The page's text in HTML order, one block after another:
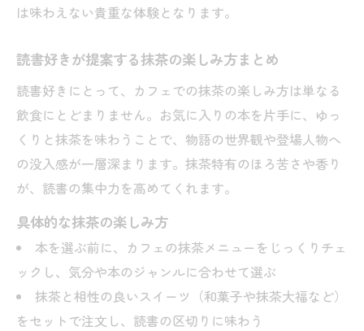
は味わえない貴重な体験となります。
読書好きが提案する抹茶の楽しみ方まとめ
読書好きにとって、カフェでの抹茶の楽しみ方は単なる
飲食にとどまりません。お気に入りの本を片手に、ゆっ
くりと抹茶を味わうことで、物語の世界観や登場人物へ
の没入感が一層深まります。抹茶特有のほろ苦さや香り
が、読書の集中力を高めてくれます。
具体的な抹茶の楽しみ方
本を選ぶ前に、カフェの抹茶メニューをじっくりチェ
ックし、気分や本のジャンルに合わせて選ぶ
抹茶と相性の良いスイーツ（和菓子や抹茶大福など）
をセットで注文し、読書の区切りに味わう